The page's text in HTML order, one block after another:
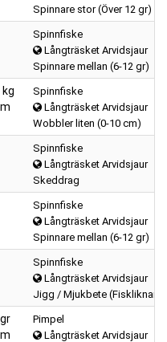
Spinnare stor (Över 12 gr)
Spinnfiske
Långträsket Arvidsjaur
Spinnare mellan (6-12 gr)
kg
Spinnfiske
Långträsket Arvidsjaur
Wobbler liten (0-10 cm)
Spinnfiske
Långträsket Arvidsjaur
Skeddrag
Spinnfiske
Långträsket Arvidsjaur
Spinnare mellan (6-12 gr)
Spinnfiske
Långträsket Arvidsjaur
Jigg / Mjukbete
Pimpel
Långträsket Arvidsjaur